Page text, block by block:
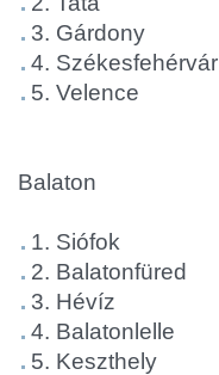
3. Gárdony
4. Székesfehérvár
5. Velence
Balaton
1. Siófok
2. Balatonfüred
3. Hévíz
4. Balatonlelle
5. Keszthely